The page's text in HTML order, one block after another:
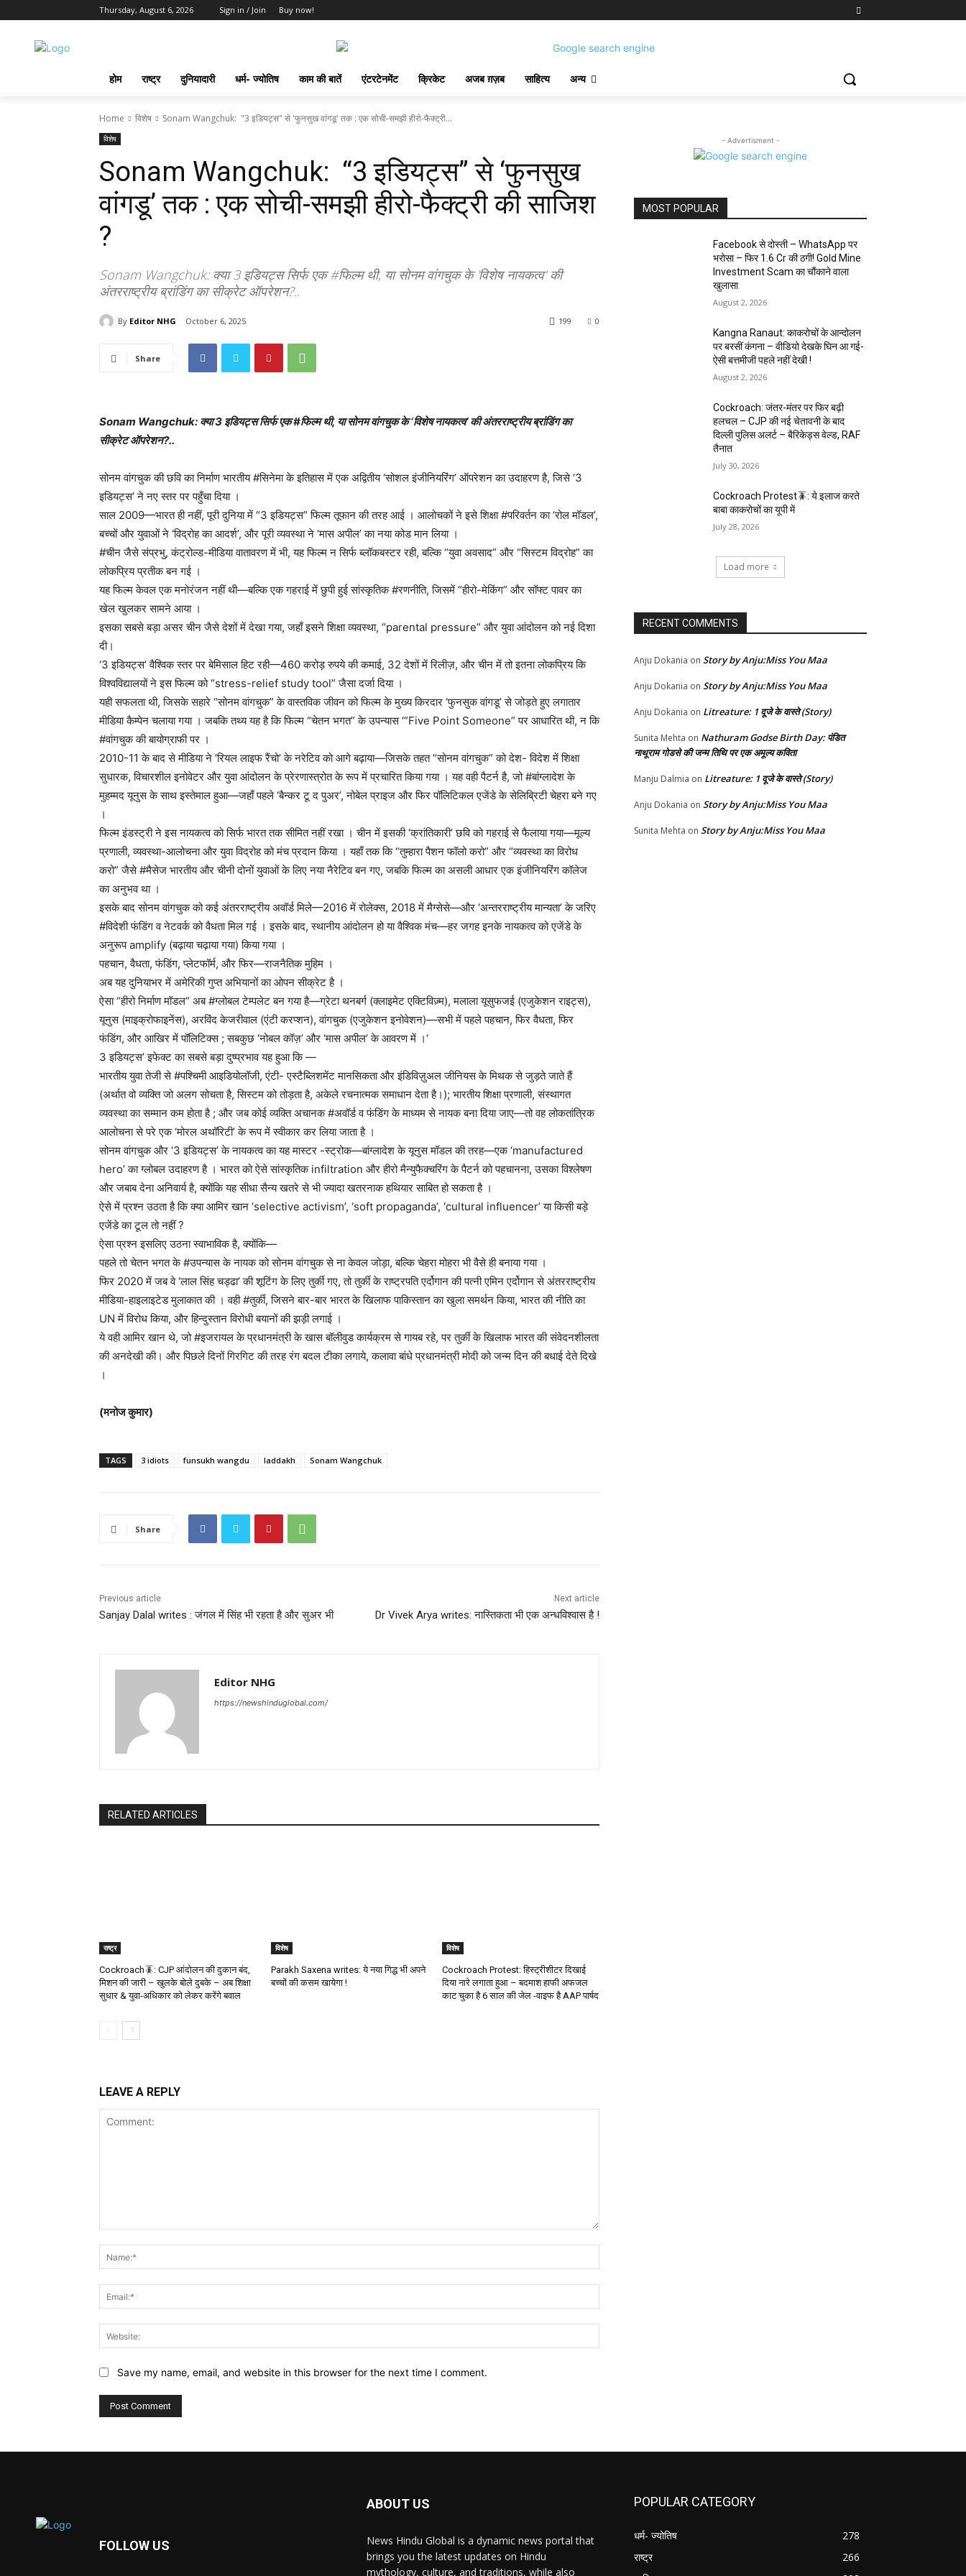
Thursday, August 6, 2026 Sign in / Join Buy now!
होम राष्ट्र दुनियादारी धर्म- ज्योतिष काम की बातें एंटरटेनमेंट क्रिकेट अजब ग़ज़ब साहित्य अन्य
Home विशेष Sonam Wangchuk: "3 इडियट्स" से 'फुनसुख वांगडू' तक : एक सोची-समझी हीरो-फैक्ट्री...
विशेष
Sonam Wangchuk: “3 इडियट्स” से ‘फुनसुख
वांगडू’ तक : एक सोची-समझी हीरो-फैक्ट्री की साजिश
?
Sonam Wangchuk: क्या 3 इडियट्स सिर्फ एक #फिल्म थी, या सोनम वांगचुक के 'विशेष नायकत्व' की
अंतरराष्ट्रीय ब्रांडिंग का सीक्रेट ऑपरेशन?..
By Editor NHG October 6, 2025 0
199
Share
Sonam Wangchuk: क्या 3 इडियट्स सिर्फ एक #फिल्म थी, या सोनम वांगचुक के ‘विशेष नायकत्व’ की अंतरराष्ट्रीय ब्रांडिंग का
सीक्रेट ऑपरेशन?..
सोनम वांगचुक की छवि का निर्माण भारतीय #सिनेमा के इतिहास में एक अद्वितीय ‘सोशल इंजीनियरिंग’ ऑपरेशन का उदाहरण है, जिसे ‘3
इडियट्स’ ने नए स्तर पर पहुँचा दिया ।
साल 2009—भारत ही नहीं, पूरी दुनिया में “3 इडियट्स” फिल्म तूफान की तरह आई । आलोचकों ने इसे शिक्षा #परिवर्तन का ‘रोल मॉडल’,
बच्चों और युवाओं ने ‘विद्रोह का आदर्श’, और पूरी व्यवस्था ने ‘मास अपील’ का नया कोड मान लिया ।
#चीन जैसे संप्रभु, कंट्रोल्ड-मीडिया वातावरण में भी, यह फिल्म न सिर्फ ब्लॉकबस्टर रही, बल्कि “युवा अवसाद” और “सिस्टम विद्रोह” का
लोकप्रिय प्रतीक बन गई ।
यह फिल्म केवल एक मनोरंजन नहीं थी—बल्कि एक गहराई में छुपी हुई सांस्कृतिक #रणनीति, जिसमें “हीरो-मेकिंग” और सॉफ्ट पावर का
खेल खुलकर सामने आया ।
इसका सबसे बड़ा असर चीन जैसे देशों में देखा गया, जहाँ इसने शिक्षा व्यवस्था, “parental pressure” और युवा आंदोलन को नई दिशा
दी।
‘3 इडियट्स’ वैश्विक स्तर पर बेमिसाल हिट रही—460 करोड़ रुपये की कमाई, 32 देशों में रिलीज़, और चीन में तो इतना लोकप्रिय कि
विश्वविद्यालयों ने इस फिल्म को “stress-relief study tool” जैसा दर्जा दिया ।
यही सफलता थी, जिसके सहारे “सोनम वांगचुक” के वास्तविक जीवन को फिल्म के मुख्य किरदार ‘फुनसुक वांगडू’ से जोड़ते हुए लगातार
मीडिया कैम्पेन चलाया गया । जबकि तथ्य यह है कि फिल्म “चेतन भगत” के उपन्यास ‘”Five Point Someone” पर आधारित थी, न कि
#वांगचुक की बायोग्राफी पर ।
2010-11 के बाद से मीडिया ने ‘रियल लाइफ रैंचो’ के नरेटिव को आगे बढ़ाया—जिसके तहत “सोनम वांगचुक” को देश- विदेश में शिक्षा
सुधारक, विचारशील इनोवेटर और युवा आंदोलन के प्रेरणास्त्रोत के रूप में प्रचारित किया गया । यह वही पैटर्न है, जो #बांग्लादेश के
मुहम्मद यूनुस के साथ इस्तेमाल हुआ—जहाँ पहले ‘बैन्कर टू द पुअर’, नोबेल प्राइज और फिर पॉलिटिकल एजेंडे के सेलिब्रिटी चेहरा बने गए
।
फिल्म इंडस्ट्री ने इस नायकत्व को सिर्फ भारत तक सीमित नहीं रखा । चीन में इसकी ‘क्रांतिकारी’ छवि को गहराई से फैलाया गया—मूल्य
प्रणाली, व्यवस्था-आलोचना और युवा विद्रोह को मंच प्रदान किया । यहाँ तक कि “तुम्हारा पैशन फॉलो करो” और “व्यवस्था का विरोध
करो” जैसे #मैसेज भारतीय और चीनी दोनों युवाओं के लिए नया नैरेटिव बन गए, जबकि फिल्म का असली आधार एक इंजीनियरिंग कॉलेज
का अनुभव था ।
इसके बाद सोनम वांगचुक को कई अंतरराष्ट्रीय अवॉर्ड मिले—2016 में रोलेक्स, 2018 में मैग्सेसे—और ‘अन्तरराष्ट्रीय मान्यता’ के जरिए
#विदेशी फंडिंग व नेटवर्क को वैधता मिल गई । इसके बाद, स्थानीय आंदोलन हो या वैश्विक मंच—हर जगह इनके नायकत्व को एजेंडे के
अनुरूप amplify (बढ़ाया चढ़ाया गया) किया गया ।
पहचान, वैधता, फंडिंग, प्लेटफॉर्म, और फिर—राजनैतिक मुहिम ।
अब यह दुनियाभर में अमेरिकी गुप्त अभियानों का ओपन सीक्रेट है ।
ऐसा “हीरो निर्माण मॉडल” अब #ग्लोबल टेम्पलेट बन गया है—ग्रेटा थनबर्ग (क्लाइमेट एक्टिविज़्म), मलाला यूसुफजई (एजुकेशन राइट्स),
यूनुस (माइक्रोफाइनेंस), अरविंद केजरीवाल (एंटी करप्शन), वांगचुक (एजुकेशन इनोवेशन)—सभी में पहले पहचान, फिर वैधता, फिर
फंडिंग, और आखिर में पॉलिटिक्स ; सबकुछ ‘नोबल कॉज़’ और ‘मास अपील’ के आवरण में ।‘
3 इडियट्स’ इफेक्ट का सबसे बड़ा दुष्प्रभाव यह हुआ कि —
भारतीय युवा तेजी से #पश्चिमी आइडियोलॉजी, एंटी- एस्टैब्लिशमेंट मानसिकता और इंडिविज़ुअल जीनियस के मिथक से जुड़ते जाते हैं
(अर्थात वो व्यक्ति जो अलग सोचता है, सिस्टम को तोड़ता है, अकेले रचनात्मक समाधान देता है।); भारतीय शिक्षा प्रणाली, संस्थागत
व्यवस्था का सम्मान कम होता है ; और जब कोई व्यक्ति अचानक #अवॉर्ड व फंडिंग के माध्यम से नायक बना दिया जाए—तो वह लोकतांत्रिक
आलोचना से परे एक ‘मोरल अथॉरिटी’ के रूप में स्वीकार कर लिया जाता है ।
सोनम वांगचुक और ‘3 इडियट्स’ के नायकत्व का यह मास्टर -स्ट्रोक—बांग्लादेश के यूनुस मॉडल की तरह—एक ‘manufactured
hero’ का ग्लोबल उदाहरण है । भारत को ऐसे सांस्कृतिक infiltration और हीरो मैन्युफैक्चरिंग के पैटर्न को पहचानना, उसका विश्लेषण
और जबाब देना अनिवार्य है, क्योंकि यह सीधा सैन्य खतरे से भी ज्यादा खतरनाक हथियार साबित हो सकता है ।
ऐसे में प्रश्न उठता है कि क्या आमिर खान ‘selective activism’, ‘soft propaganda’, ‘cultural influencer’ या किसी बड़े
एजेंडे का टूल तो नहीं ?
ऐसा प्रश्न इसलिए उठना स्वाभाविक है, क्योंकि—
पहले तो चेतन भगत के #उपन्यास के नायक को सोनम वांगचुक से ना केवल जोड़ा, बल्कि चेहरा मोहरा भी वैसे ही बनाया गया ।
फिर 2020 में जब वे ‘लाल सिंह चड्ढा’ की शूटिंग के लिए तुर्की गए, तो तुर्की के राष्ट्रपति एर्दोगान की पत्नी एमिन एर्दोगान से अंतरराष्ट्रीय
मीडिया-हाइलाइटेड मुलाकात की । वही #तुर्की, जिसने बार-बार भारत के खिलाफ पाकिस्तान का खुला समर्थन किया, भारत की नीति का
UN में विरोध किया, और हिन्दुस्तान विरोधी बयानों की झड़ी लगाई ।
ये वही आमिर खान थे, जो #इजरायल के प्रधानमंत्री के खास बॉलीवुड कार्यक्रम से गायब रहे, पर तुर्की के खिलाफ भारत की संवेदनशीलता
की अनदेखी की। और पिछले दिनों गिरगिट की तरह रंग बदल टीका लगाये, कलावा बांधे प्रधानमंत्री मोदी को जन्म दिन की बधाई देते दिखे
।
(मनोज कुमार)
TAGS 3 idiots funsukh wangdu laddakh Sonam Wangchuk
Share
Previous article
Sanjay Dalal writes : जंगल में सिंह भी रहता है और सुअर भी
Next article
Dr Vivek Arya writes: नास्तिकता भी एक अन्धविश्वास है !
Editor NHG
https://newshinduglobal.com/
RELATED ARTICLES
राष्ट्र
Cockroach🪳: CJP आंदोलन की दुकान बंद,
मिशन की जारी – खुलके बोले दुबके – अब शिक्षा
सुधार & युवा-अधिकार को लेकर करेंगे बवाल
विशेष
Parakh Saxena writes: ये नया गिद्ध भी अपने
बच्चों की कसम खायेगा !
विशेष
Cockroach Protest: हिस्ट्रीशीटर दिखाई
दिया नारे लगाता हुआ – बदमाश हाफी अफजल
काट चुका है 6 साल की जेल -वाइफ है AAP पार्षद
LEAVE A REPLY
Save my name, email, and website in this browser for the next time I comment.
- Advertisment -
MOST POPULAR
Facebook से दोस्ती – WhatsApp पर
भरोसा – फिर 1.6 Cr की ठगी! Gold Mine
Investment Scam का चौंकाने वाला
खुलासा
August 2, 2026
Kangna Ranaut: काकरोचों के आन्दोलन
पर बरसीं कंगना – वीडियो देखके घिन आ गई-
ऐसी बत्तमीजी पहले नहीं देखी !
August 2, 2026
Cockroach: जंतर-मंतर पर फिर बढ़ी
हलचल – CJP की नई चेतावनी के बाद
दिल्ली पुलिस अलर्ट – बैरिकेड्स वेल्ड, RAF
तैनात
July 30, 2026
Cockroach Protest🪳: ये इलाज करते
बाबा काकरोचों का यूपी में
July 28, 2026
Load more
RECENT COMMENTS
Anju Dokania on Story by Anju:Miss You Maa
Anju Dokania on Story by Anju:Miss You Maa
Anju Dokania on Litreature: 1 दूजे के वास्ते (Story)
Sunita Mehta on Nathuram Godse Birth Day: पंडित
नाथूराम गोडसे की जन्म तिथि पर एक अमूल्य कविता
Manju Dalmia on Litreature: 1 दूजे के वास्ते (Story)
Anju Dokania on Story by Anju:Miss You Maa
Sunita Mehta on Story by Anju:Miss You Maa
FOLLOW US
ABOUT US
News Hindu Global is a dynamic news portal that
brings you the latest updates on Hindu
mythology, culture, and traditions, while also
POPULAR CATEGORY
धर्म- ज्योतिष
278
राष्ट्र
266